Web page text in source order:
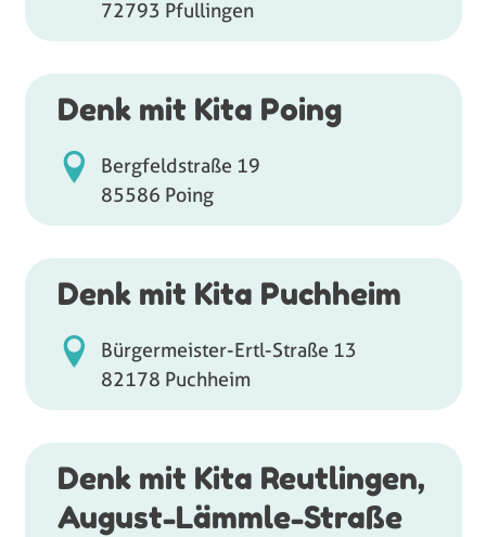
72793 Pfullingen
Denk mit Kita Poing
Bergfeldstraße 19
85586 Poing
Denk mit Kita Puchheim
Bürgermeister-Ertl-Straße 13
82178 Puchheim
Denk mit Kita Reutlingen,
August-Lämmle-Straße